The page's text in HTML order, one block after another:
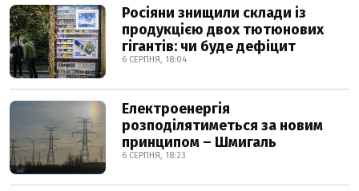
Росіяни знищили склади із
продукцією двох тютюнових
гігантів: чи буде дефіцит
6 СЕРПНЯ, 18:04
Електроенергія
розподілятиметься за новим
принципом – Шмигаль
6 СЕРПНЯ, 18:23